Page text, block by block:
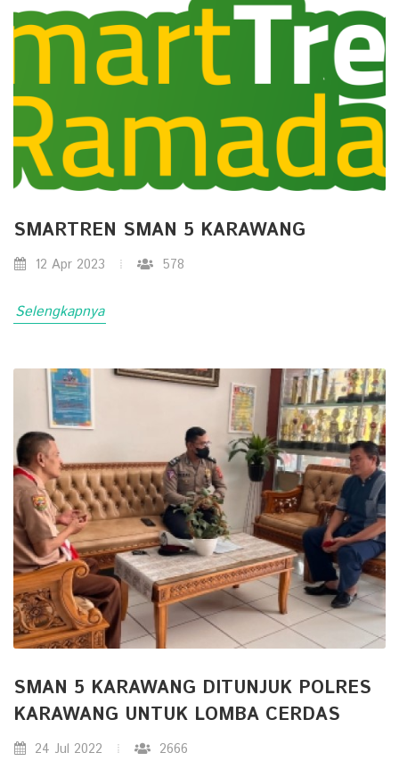
SMARTREN SMAN 5 KARAWANG
12 Apr 2023 578
Selengkapnya
SMAN 5 KARAWANG DITUNJUK POLRES
KARAWANG UNTUK LOMBA CERDAS
24 Jul 2022 2666